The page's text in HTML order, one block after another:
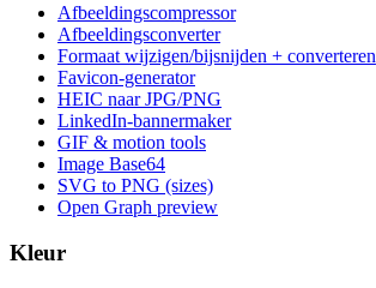
Afbeeldingscompressor
Afbeeldingsconverter
Formaat wijzigen/bijsnijden + converteren
Favicon-generator
HEIC naar JPG/PNG
LinkedIn-bannermaker
GIF & motion tools
Image Base64
SVG to PNG (sizes)
Open Graph preview
Kleur